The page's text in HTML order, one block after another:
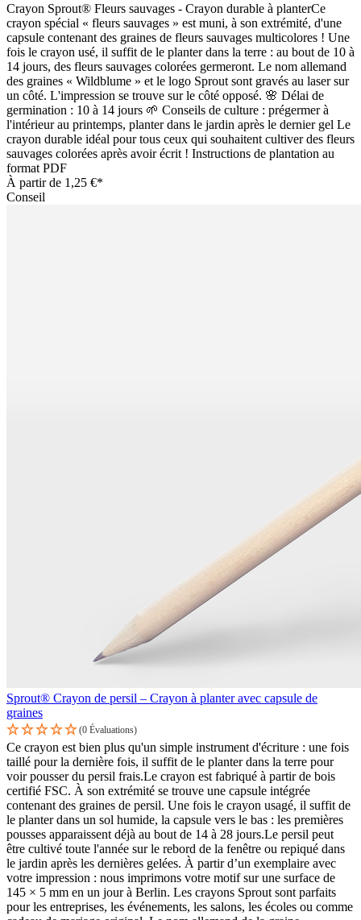
Crayon Sprout® Fleurs sauvages - Crayon durable à planterCe
crayon spécial « fleurs sauvages » est muni, à son extrémité, d'une
capsule contenant des graines de fleurs sauvages multicolores ! Une
fois le crayon usé, il suffit de le planter dans la terre : au bout de 10 à
14 jours, des fleurs sauvages colorées germeront. Le nom allemand
des graines « Wildblume » et le logo Sprout sont gravés au laser sur
un côté. L'impression se trouve sur le côté opposé. 🌸 Délai de
germination : 10 à 14 jours 🌱 Conseils de culture : prégermer à
l'intérieur au printemps, planter dans le jardin après le dernier gel Le
crayon durable idéal pour tous ceux qui souhaitent cultiver des fleurs
sauvages colorées après avoir écrit ! Instructions de plantation au
format PDF
À partir de 1,25 €*
Conseil
Sprout® Crayon de persil – Crayon à planter avec capsule de
graines
(0 Évaluations)
Ce crayon est bien plus qu'un simple instrument d'écriture : une fois
taillé pour la dernière fois, il suffit de le planter dans la terre pour
voir pousser du persil frais.Le crayon est fabriqué à partir de bois
certifié FSC. À son extrémité se trouve une capsule intégrée
contenant des graines de persil. Une fois le crayon usagé, il suffit de
le planter dans un sol humide, la capsule vers le bas : les premières
pousses apparaissent déjà au bout de 14 à 28 jours.Le persil peut
être cultivé toute l'année sur le rebord de la fenêtre ou repiqué dans
le jardin après les dernières gelées. À partir d’un exemplaire avec
votre impression : nous imprimons votre motif sur une surface de
145 × 5 mm en un jour à Berlin. Les crayons Sprout sont parfaits
pour les entreprises, les événements, les salons, les écoles ou comme